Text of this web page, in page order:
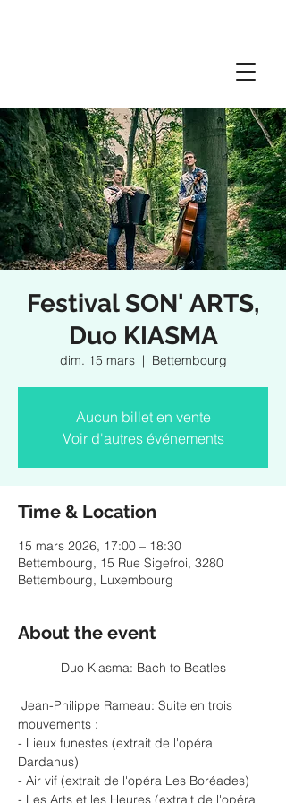
Festival SON' ARTS,
Duo KIASMA
dim. 15 mars
  |
Bettembourg
Aucun billet en vente
Voir d'autres événements
Time & Location
15 mars 2026, 17:00 – 18:30
Bettembourg, 15 Rue Sigefroi, 3280
Bettembourg, Luxembourg
About the event
            Duo Kiasma: Bach to Beatles
mouvements :
- Lieux funestes (extrait de l'opéra
Dardanus)
- Air vif (extrait de l'opéra Les Boréades)
- Les Arts et les Heures (extrait de l'opéra